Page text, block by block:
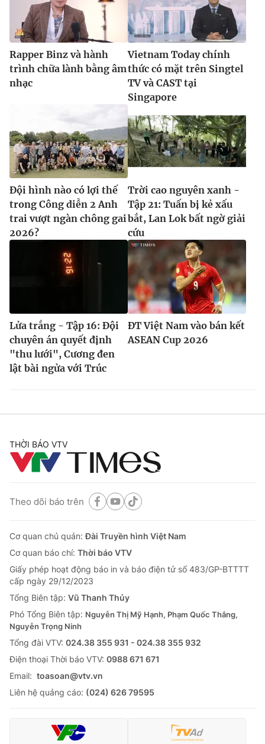
Rapper Binz và hành
trình chữa lành bằng âm
nhạc
Vietnam Today chính
thức có mặt trên Singtel
TV và CAST tại
Singapore
Đội hình nào có lợi thế
trong Công diễn 2 Anh
trai vượt ngàn chông gai
2026?
Trời cao nguyên xanh -
Tập 21: Tuấn bị kẻ xấu
bắt, Lan Lok bất ngờ giải
cứu
Lửa trắng - Tập 16: Đội
chuyên án quyết định
"thu lưới", Cương đen
lật bài ngửa với Trúc
ĐT Việt Nam vào bán kết
ASEAN Cup 2026
THỜI BÁO VTV
Theo dõi báo trên
Cơ quan chủ quản:Đài Truyền hình Việt Nam
Cơ quan báo chí: Thời báo VTV
Giấy phép hoạt động báo in và báo điện tử số 483/GP-BTTTT
cấp ngày 29/12/2023
Tổng Biên tập: Vũ Thanh Thủy
Phó Tổng Biên tập: Nguyễn Thị Mỹ Hạnh, Phạm Quốc Thắng,
Nguyễn Trọng Ninh
Tổng đài VTV: 024.38 355 931 - 024.38 355 932
Ðiện thoại Thời báo VTV: 0988 671 671
Email: toasoan@vtv.vn
Liên hệ quảng cáo: (024) 626 79595